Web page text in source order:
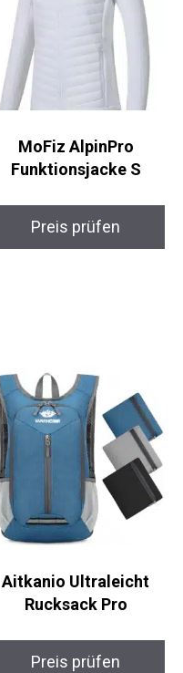
MoFiz AlpinPro
Funktionsjacke S
Preis prüfen
Aitkanio Ultraleicht
Rucksack Pro
Preis prüfen